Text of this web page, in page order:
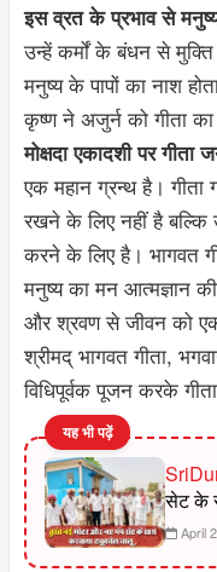
इस व्रत के प्रभाव से मनुष्य
उन्हें कर्मों के बंधन से
मनुष्य के पापों का नाश
कृष्ण ने अजुर्न को गीता
मोक्षदा एकादशी पर गीता
एक महान ग्रन्थ है।
रखने के लिए नहीं है
करने के लिए है। भागवत
मनुष्य का मन आत्मज्ञान
और श्रवण से जीवन को एक
श्रीमद् भागवत गीता,
विधिपूर्वक पूजन करके
यह भी पढ़ें
सेट के
April